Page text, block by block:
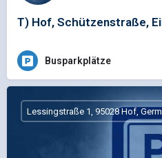
T) Hof, Schützenstraße,
Busparkplätze
Lessingstraße 1, 95028 Hof,